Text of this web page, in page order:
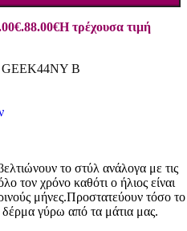
88.00€Η τρέχουσα τιμή
B
το στύλ ανάλογα με τις
τον χρόνο καθότι ο ήλιος είναι
μήνες.Προστατεύουν τόσο το
γύρω από τα μάτια μας.